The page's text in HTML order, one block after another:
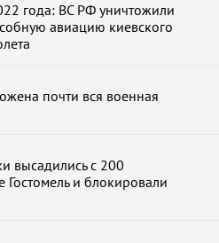
года: ВС РФ уничтожили
авиацию киевского
почти вся военная
высадились с 200
Гостомель и блокировали